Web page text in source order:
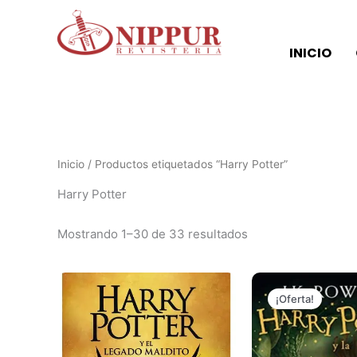
INICIO
Inicio / Productos etiquetados “Harry Potter”
Harry Potter
Mostrando 1–30 de 33 resultados
¡Oferta!
precio
original
era:
₲